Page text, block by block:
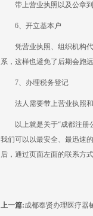
带上营业执照以及公章到
6、开立基本户
凭营业执照、组织机构代
系，这样也避免了后期会跑远
7、办理税务登记
法人需要带上营业执照和
以上就是关于“成都注册公
我们可以以最安全、最迅速
后，通过页面左面的联系方
上一篇:成都奉贤办理医疗器